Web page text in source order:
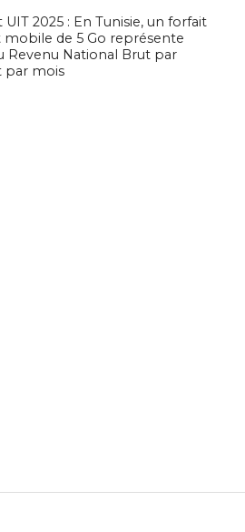
2025 : En Tunisie, un forfait
de 5 Go représente
Revenu National Brut par
par mois